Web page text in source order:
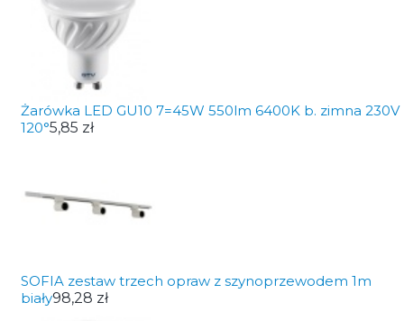
Żarówka LED GU10 7=45W 550lm 6400K b. zimna 230V
120°5,85 zł
SOFIA zestaw trzech opraw z szynoprzewodem 1m
biały98,28 zł